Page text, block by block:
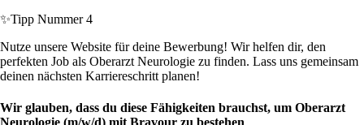
✨Tipp Nummer 4
Nutze unsere Website für deine Bewerbung! Wir helfen dir, den
perfekten Job als Oberarzt Neurologie zu finden. Lass uns gemeinsam
deinen nächsten Karriereschritt planen!
Wir glauben, dass du diese Fähigkeiten brauchst, um Oberarzt